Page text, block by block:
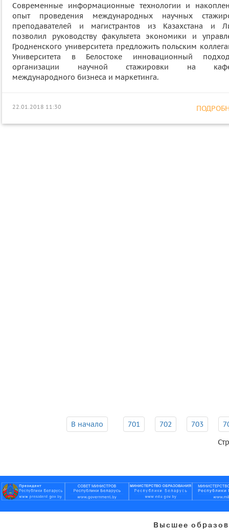
Современные информационные технологии и
опыт проведения международных научных
преподавателей и магистрантов из Казахстана и
позволил руководству факультета экономики и
Гродненского университета предложить польским
Университета в Белостоке инновационный
организации научной стажировки на
международного бизнеса и маркетинга.
22.01.2018 11:30
В начало 701 702 703
Высшее